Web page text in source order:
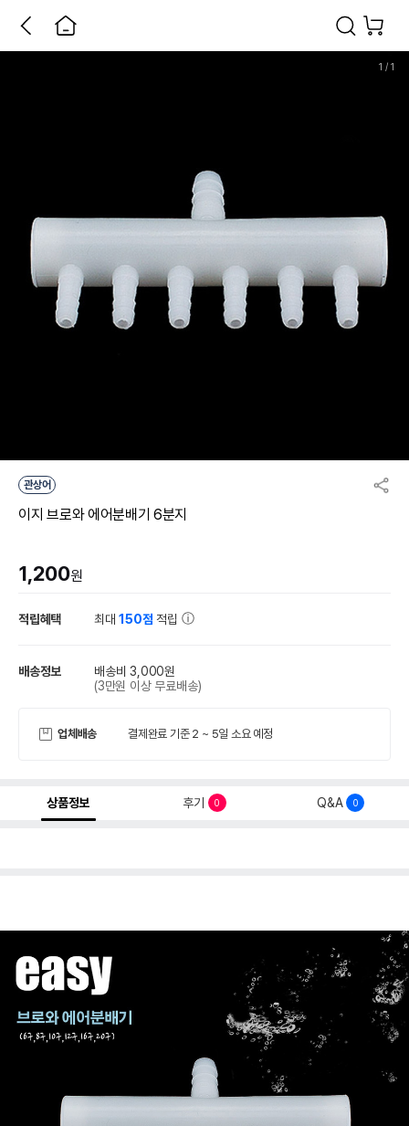
1 / 1
관상어
이지 브로와 에어분배기 6분지
1,200원
적립혜택 최대150점 적립
배송정보
배송비 3,000원
(3만원 이상 무료배송)
업체배송 결제완료 기준 2 ~ 5일 소요 예정
상품정보 후기 0 Q&A 0